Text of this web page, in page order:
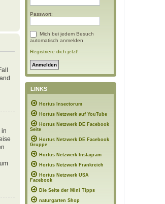
in
Passwort:
Mich bei jedem Besuch
automatisch anmelden
Registriere dich jetzt!
LINKS
Hortus Insectorum
Hortus Netzwerk auf YouTube
Hortus Netzwerk DE Facebook
Seite
Hortus Netzwerk DE Facebook
Gruppe
Hortus Netzwerk Instagram
Hortus Netzwerk Frankreich
Hortus Netzwerk USA
Facebook
Die Seite der Mini Tipps
naturgarten Shop